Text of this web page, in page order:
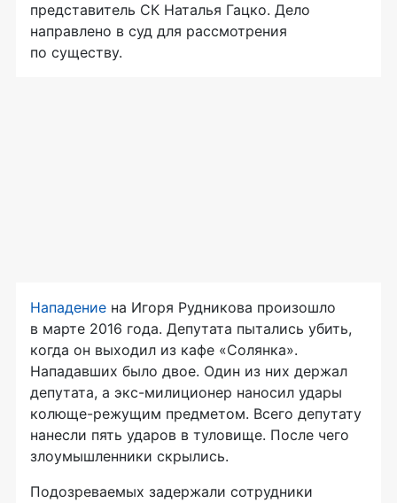
представитель СК Наталья Гацко. Дело
направлено в суд для рассмотрения
по существу.
Нападение на Игоря Рудникова произошло
в марте 2016 года. Депутата пытались убить,
когда он выходил из кафе «Солянка».
Нападавших было двое. Один из них держал
депутата, а экс-милиционер наносил удары
колюще-режущим предметом. Всего депутату
нанесли пять ударов в туловище. После чего
злоумышленники скрылись.
Подозреваемых задержали сотрудники